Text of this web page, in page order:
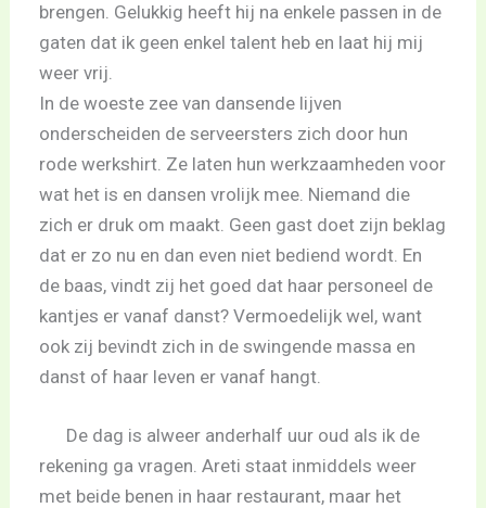
brengen. Gelukkig heeft hij na enkele passen in de
gaten dat ik geen enkel talent heb en laat hij mij
weer vrij.
In de woeste zee van dansende lijven
onderscheiden de serveersters zich door hun
rode werkshirt. Ze laten hun werkzaamheden voor
wat het is en dansen vrolijk mee. Niemand die
zich er druk om maakt. Geen gast doet zijn beklag
dat er zo nu en dan even niet bediend wordt. En
de baas, vindt zij het goed dat haar personeel de
kantjes er vanaf danst? Vermoedelijk wel, want
ook zij bevindt zich in de swingende massa en
danst of haar leven er vanaf hangt.
De dag is alweer anderhalf uur oud als ik de
rekening ga vragen. Areti staat inmiddels weer
met beide benen in haar restaurant, maar het